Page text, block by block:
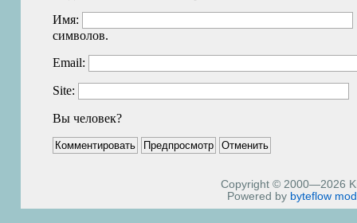
Имя:
символов.
Email:
Site:
Вы человек?
Copyright © 2000—2026
Powered by byteflow